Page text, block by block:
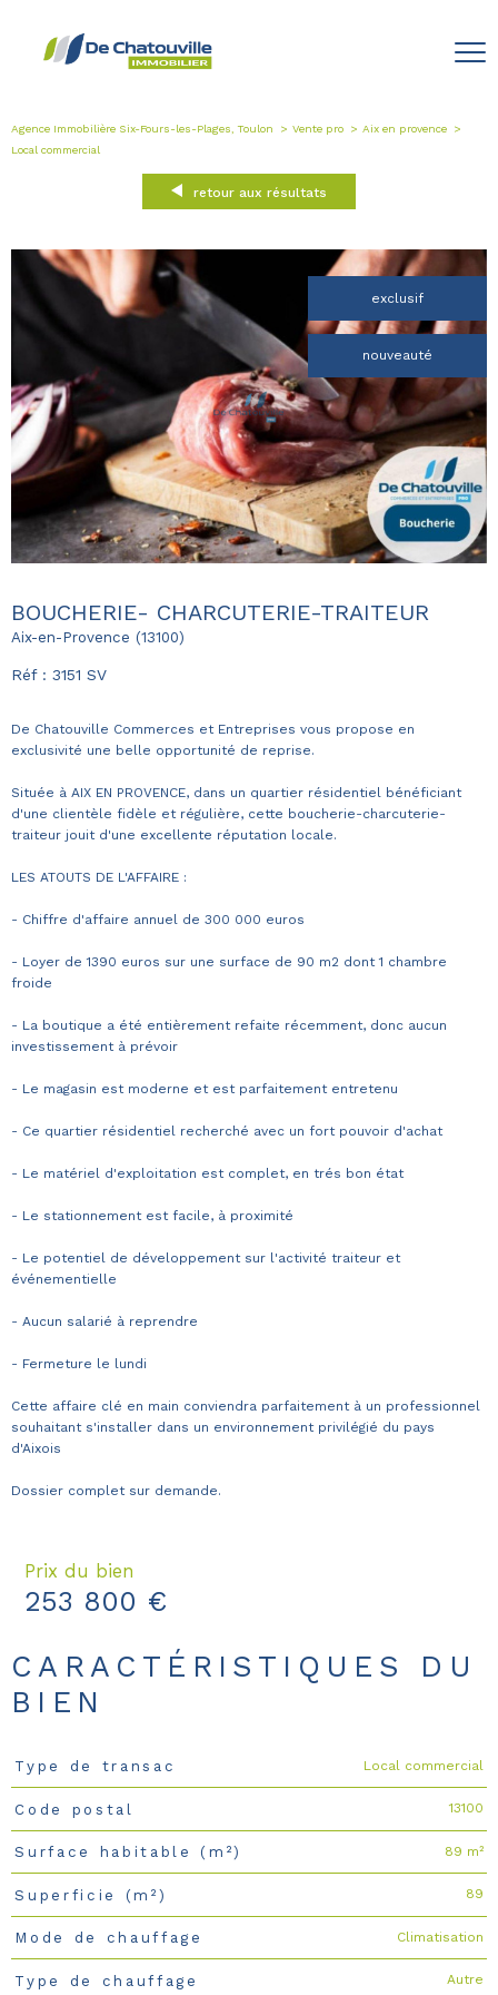
Agence Immobilière Six-Fours-les-Plages, Toulon Vente pro
Aix en provence
Local commercial
retour aux résultats
exclusif
nouveauté
BOUCHERIE- CHARCUTERIE-TRAITEUR
Aix-en-Provence (13100)
Réf : 3151 SV
De Chatouville Commerces et Entreprises vous propose en
exclusivité une belle opportunité de reprise.
Située à AIX EN PROVENCE, dans un quartier résidentiel bénéficiant
d'une clientèle fidèle et régulière, cette boucherie-charcuterie-
traiteur jouit d'une excellente réputation locale.
LES ATOUTS DE L'AFFAIRE :
- Chiffre d'affaire annuel de 300 000 euros
- Loyer de 1390 euros sur une surface de 90 m2 dont 1 chambre
froide
- La boutique a été entièrement refaite récemment, donc aucun
investissement à prévoir
- Le magasin est moderne et est parfaitement entretenu
- Ce quartier résidentiel recherché avec un fort pouvoir d'achat
- Le matériel d'exploitation est complet, en trés bon état
- Le stationnement est facile, à proximité
- Le potentiel de développement sur l'activité traiteur et
événementielle
- Aucun salarié à reprendre
- Fermeture le lundi
Cette affaire clé en main conviendra parfaitement à un professionnel
souhaitant s'installer dans un environnement privilégié du pays
d'Aixois
Dossier complet sur demande.
Prix du bien
253 800 €
CARACTÉRISTIQUES DU
BIEN
Caractéristiques Valeurs
Type de transac Local commercial
Code postal 13100
Surface habitable (m²) 89 m²
Superficie (m²) 89
Mode de chauffage Climatisation
Type de chauffage Autre